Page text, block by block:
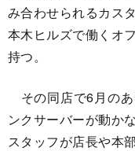
み合わせられるカス
本木ヒルズで働くオ
持つ。
その同店で6月の
ンクサーバーが動か
スタッフが店長や本